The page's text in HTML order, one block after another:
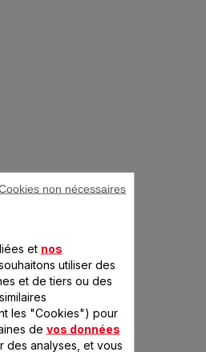
et nos
utiliser des
et de tiers ou des
les "Cookies") pour
de vos données
des analyses, et vous
non nécessaires